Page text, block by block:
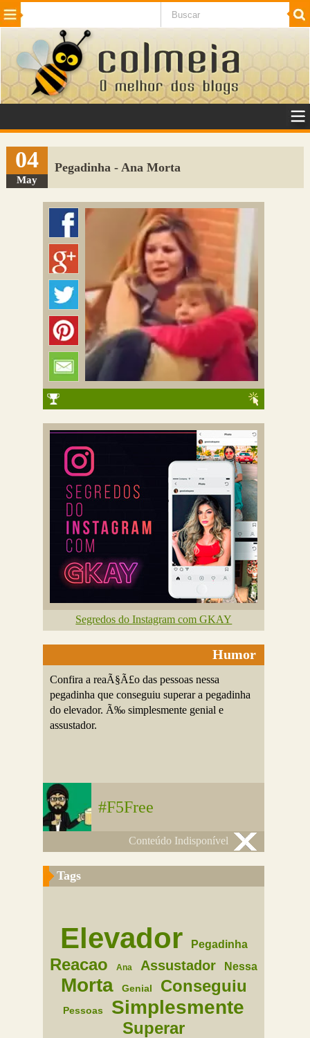
Beleza Cinema e TV
Internet Jogos NotÃ­cias SaÃºde
VeÃ­culos Adulto
Sugerir Link
Adicionar Blog
Colmeia Exchange
04
May
Pegadinha - Ana Morta
Segredos do Instagram com GKAY
Humor
Confira a reaÃ§Ã£o das pessoas nessa
pegadinha que conseguiu superar a pegadinha
do elevador. Ã‰ simplesmente genial e
assustador.
#F5Free
Conteúdo Indisponível
Tags
Elevador Pegadinha
Reacao Ana Assustador Nessa
Morta Genial Conseguiu
Pessoas Simplesmente
Superar